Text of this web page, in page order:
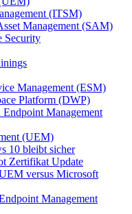
(ITSM)
Management (SAM)
Security
Management (ESM)
Platform (DWP)
Management
(UEM)
10 bleibt sicher
Zertifikat Update
versus Microsoft
Management